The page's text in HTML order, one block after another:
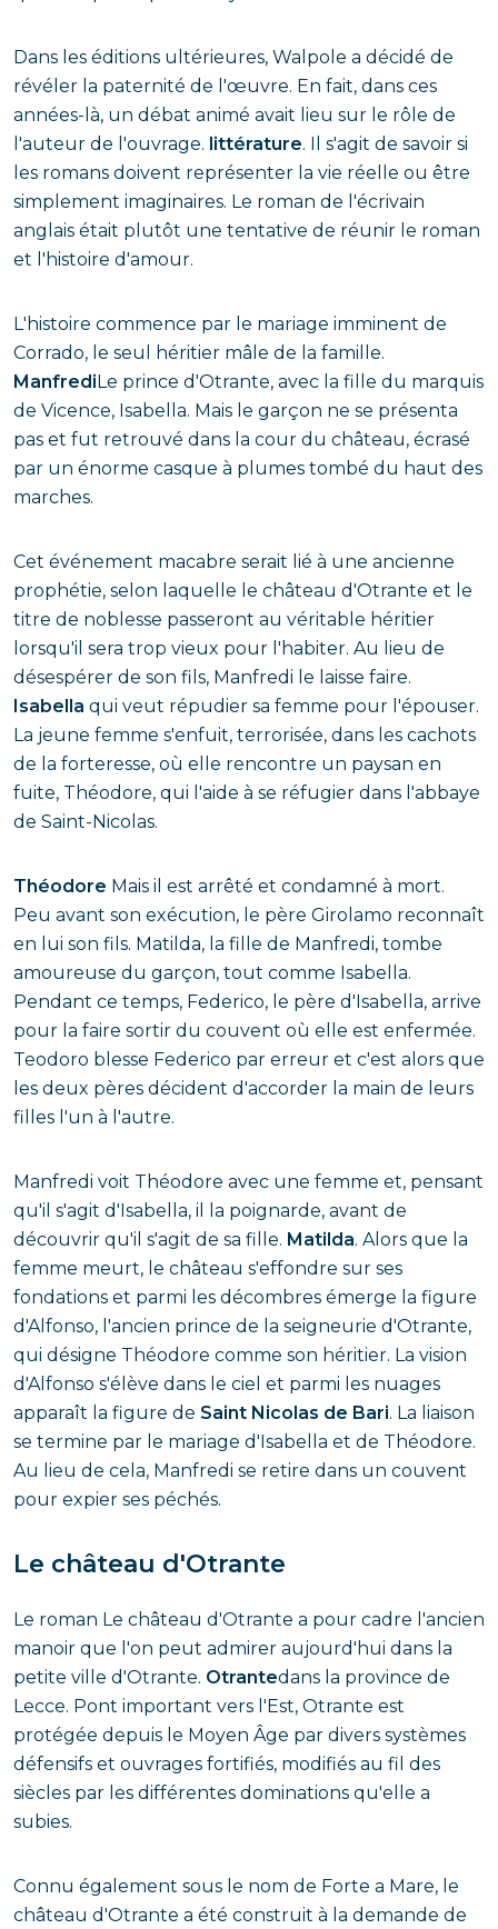
Dans les éditions ultérieures, Walpole a décidé de
révéler la paternité de l'œuvre. En fait, dans ces
années-là, un débat animé avait lieu sur le rôle de
l'auteur de l'ouvrage. littérature. Il s'agit de savoir si
les romans doivent représenter la vie réelle ou être
simplement imaginaires. Le roman de l'écrivain
anglais était plutôt une tentative de réunir le roman
et l'histoire d'amour.
L'histoire commence par le mariage imminent de
Corrado, le seul héritier mâle de la famille.
ManfrediLe prince d'Otrante, avec la fille du marquis
de Vicence, Isabella. Mais le garçon ne se présenta
pas et fut retrouvé dans la cour du château, écrasé
par un énorme casque à plumes tombé du haut des
marches.
Cet événement macabre serait lié à une ancienne
prophétie, selon laquelle le château d'Otrante et le
titre de noblesse passeront au véritable héritier
lorsqu'il sera trop vieux pour l'habiter. Au lieu de
désespérer de son fils, Manfredi le laisse faire.
Isabella qui veut répudier sa femme pour l'épouser.
La jeune femme s'enfuit, terrorisée, dans les cachots
de la forteresse, où elle rencontre un paysan en
fuite, Théodore, qui l'aide à se réfugier dans l'abbaye
de Saint-Nicolas.
Théodore Mais il est arrêté et condamné à mort.
Peu avant son exécution, le père Girolamo reconnaît
en lui son fils. Matilda, la fille de Manfredi, tombe
amoureuse du garçon, tout comme Isabella.
Pendant ce temps, Federico, le père d'Isabella, arrive
pour la faire sortir du couvent où elle est enfermée.
Teodoro blesse Federico par erreur et c'est alors que
les deux pères décident d'accorder la main de leurs
filles l'un à l'autre.
Manfredi voit Théodore avec une femme et, pensant
qu'il s'agit d'Isabella, il la poignarde, avant de
découvrir qu'il s'agit de sa fille. Matilda. Alors que la
femme meurt, le château s'effondre sur ses
fondations et parmi les décombres émerge la figure
d'Alfonso, l'ancien prince de la seigneurie d'Otrante,
qui désigne Théodore comme son héritier. La vision
d'Alfonso s'élève dans le ciel et parmi les nuages
apparaît la figure de Saint Nicolas de Bari. La liaison
se termine par le mariage d'Isabella et de Théodore.
Au lieu de cela, Manfredi se retire dans un couvent
pour expier ses péchés.
Le château d'Otrante
Le roman Le château d'Otrante a pour cadre l'ancien
manoir que l'on peut admirer aujourd'hui dans la
petite ville d'Otrante. Otrantedans la province de
Lecce. Pont important vers l'Est, Otrante est
protégée depuis le Moyen Âge par divers systèmes
défensifs et ouvrages fortifiés, modifiés au fil des
siècles par les différentes dominations qu'elle a
subies.
Connu également sous le nom de Forte a Mare, le
château d'Otrante a été construit à la demande de